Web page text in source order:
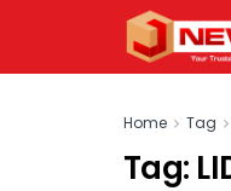
Home Tag
Tag: